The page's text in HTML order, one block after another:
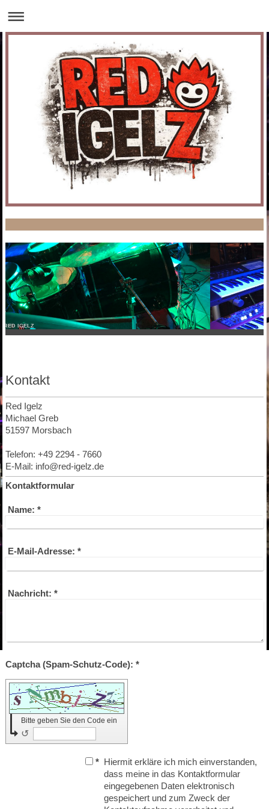
RED IGELZ
Kontakt
Red Igelz
Michael Greb
51597 Morsbach
Telefon: +49 2294 - 7660
E-Mail: info@red-igelz.de
Kontaktformular
Name: *
E-Mail-Adresse: *
Nachricht: *
Captcha (Spam-Schutz-Code): *
Bitte geben Sie den Code ein
↺
* Hiermit erkläre ich mich einverstanden,
dass meine in das Kontaktformular
eingegebenen Daten elektronisch
gespeichert und zum Zweck der